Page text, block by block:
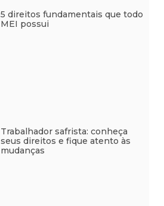
5 direitos fundamentais que todo
MEI possui
Trabalhador safrista: conheça
seus direitos e fique atento às
mudanças